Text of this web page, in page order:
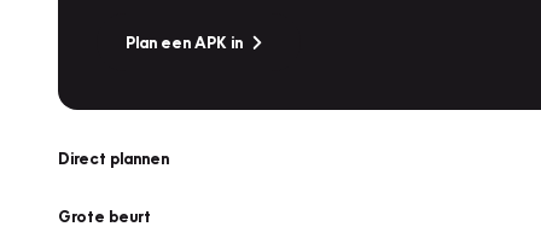
Plan een APK in
Direct plannen
Grote beurt